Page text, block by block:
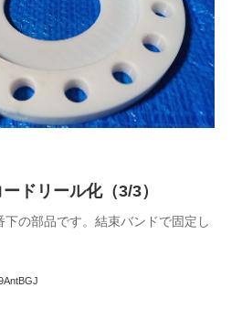
ドリール化（3/3）
の部品です。結束バンドで固定し